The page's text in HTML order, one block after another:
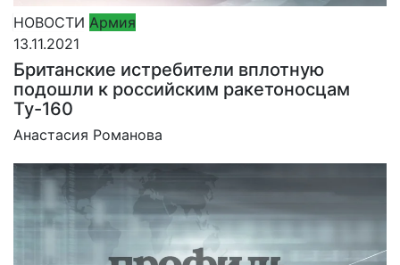
НОВОСТИ Армия
13.11.2021
Британские истребители вплотную
подошли к российским ракетоносцам
Ту-160
Анастасия Романова